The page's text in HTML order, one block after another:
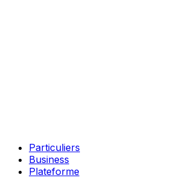
Particuliers
Business
Plateforme